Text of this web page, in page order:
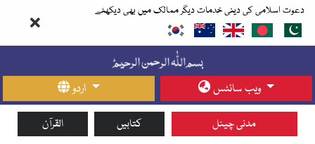
دعوت اسلامی کی دینی خدمات دیگر ممالک میں بھی دیکھئے
اردو ویب سائٹس
القرآن کتابیں مدنی چینل